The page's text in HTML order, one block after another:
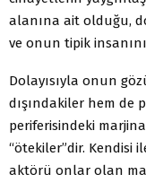
alanına ait olduğu,
ve onun tipik
Dolayısıyla onun
dışındakiler hem de
periferisindeki
“ötekiler”dir. Kendisi
aktörü onlar olan